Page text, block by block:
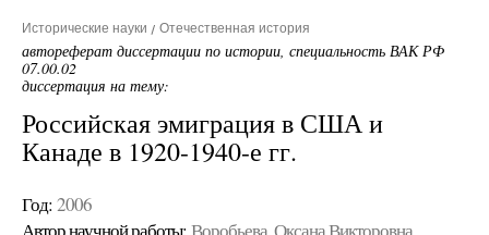
Исторические науки Отечественная история
автореферат диссертации по истории, специальность ВАК РФ
07.00.02
диссертация на тему:
Российская эмиграция в США и
Канаде в 1920-1940-е гг.
Год: 2006